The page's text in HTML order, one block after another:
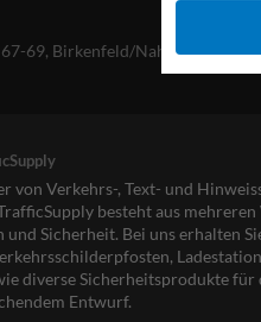
69, Birkenfeld/Nahe, DE
Verkehrs-, Text- und
besteht aus
Sicherheit. Bei uns erhalten
diverse Sicherheitsprodukte
Entwurf.